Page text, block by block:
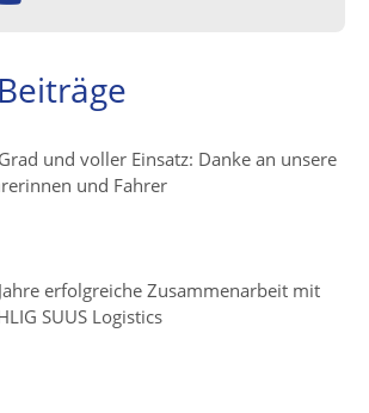
und voller Einsatz: Danke an unsere
und Fahrer
erfolgreiche Zusammenarbeit mit
SUUS Logistics